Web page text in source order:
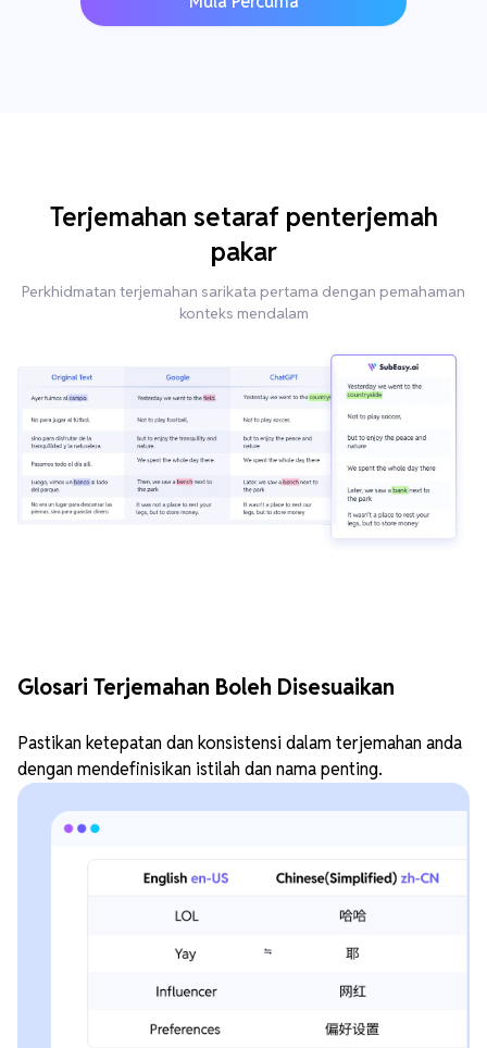
Terjemahan setaraf penterjemah
pakar
Perkhidmatan terjemahan sarikata pertama dengan pemahaman
konteks mendalam
Glosari Terjemahan Boleh Disesuaikan
Pastikan ketepatan dan konsistensi dalam terjemahan anda
dengan mendefinisikan istilah dan nama penting.